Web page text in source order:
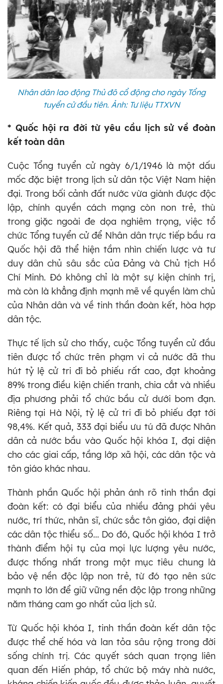
Nhân dân lao động Thủ đô cổ động cho ngày Tổng
tuyển cử đầu tiên. Ảnh: Tư liệu TTXVN
* Quốc hội ra đời từ yêu cầu lịch sử về đoàn
kết toàn dân
Cuộc Tổng tuyển cử ngày 6/1/1946 là một dấu
mốc đặc biệt trong lịch sử dân tộc Việt Nam hiện
đại. Trong bối cảnh đất nước vừa giành được độc
lập, chính quyền cách mạng còn non trẻ, thù
trong giặc ngoài đe dọa nghiêm trọng, việc tổ
chức Tổng tuyển cử để Nhân dân trực tiếp bầu ra
Quốc hội đã thể hiện tầm nhìn chiến lược và tư
duy dân chủ sâu sắc của Đảng và Chủ tịch Hồ
Chí Minh. Đó không chỉ là một sự kiện chính trị,
mà còn là khẳng định mạnh mẽ về quyền làm chủ
của Nhân dân và về tinh thần đoàn kết, hòa hợp
dân tộc.
Thực tế lịch sử cho thấy, cuộc Tổng tuyển cử đầu
tiên được tổ chức trên phạm vi cả nước đã thu
hút tỷ lệ cử tri đi bỏ phiếu rất cao, đạt khoảng
89% trong điều kiện chiến tranh, chia cắt và nhiều
địa phương phải tổ chức bầu cử dưới bom đạn.
Riêng tại Hà Nội, tỷ lệ cử tri đi bỏ phiếu đạt tới
98,4%. Kết quả, 333 đại biểu ưu tú đã được Nhân
dân cả nước bầu vào Quốc hội khóa I, đại diện
cho các giai cấp, tầng lớp xã hội, các dân tộc và
tôn giáo khác nhau.
Thành phần Quốc hội phản ánh rõ tinh thần đại
đoàn kết: có đại biểu của nhiều đảng phái yêu
nước, trí thức, nhân sĩ, chức sắc tôn giáo, đại diện
các dân tộc thiểu số... Do đó, Quốc hội khóa I trở
thành điểm hội tụ của mọi lực lượng yêu nước,
được thống nhất trong một mục tiêu chung là
bảo vệ nền độc lập non trẻ, từ đó tạo nên sức
mạnh to lớn để giữ vững nền độc lập trong những
năm tháng cam go nhất của lịch sử.
Từ Quốc hội khóa I, tinh thần đoàn kết dân tộc
được thể chế hóa và lan tỏa sâu rộng trong đời
sống chính trị. Các quyết sách quan trọng liên
quan đến Hiến pháp, tổ chức bộ máy nhà nước,